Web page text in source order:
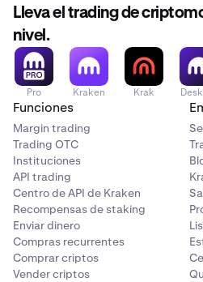
Lleva el trading de
nivel.
Pro Kraken Krak
Funciones
Margin trading
Trading OTC
Instituciones
API trading
Centro de API de Kraken
Recompensas de staking
Enviar dinero
Compras recurrentes
Comprar criptos
Vender criptos